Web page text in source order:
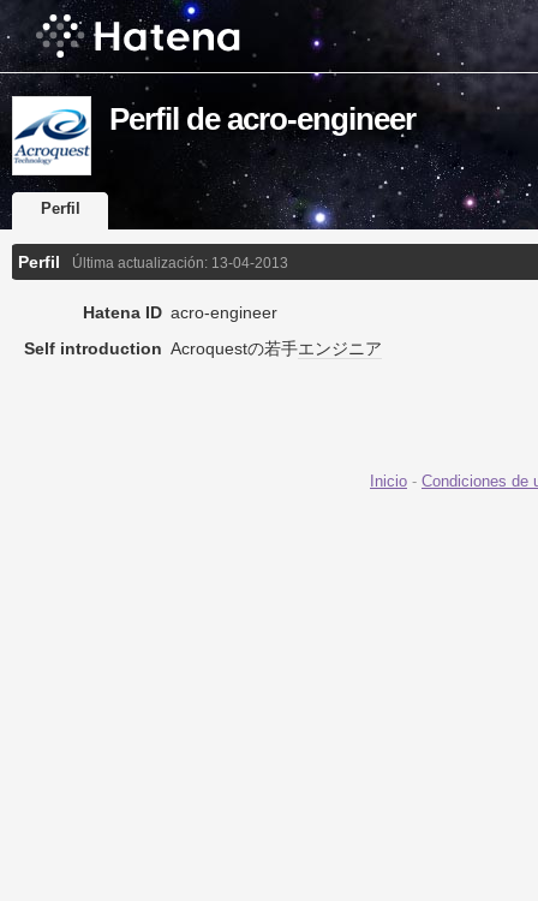
Perfil de acro-engineer
Perfil
Perfil Última actualización: 13-04-2013
Hatena ID acro-engineer
Self introduction Acroquestの若手エンジニア
Inicio - Condiciones de